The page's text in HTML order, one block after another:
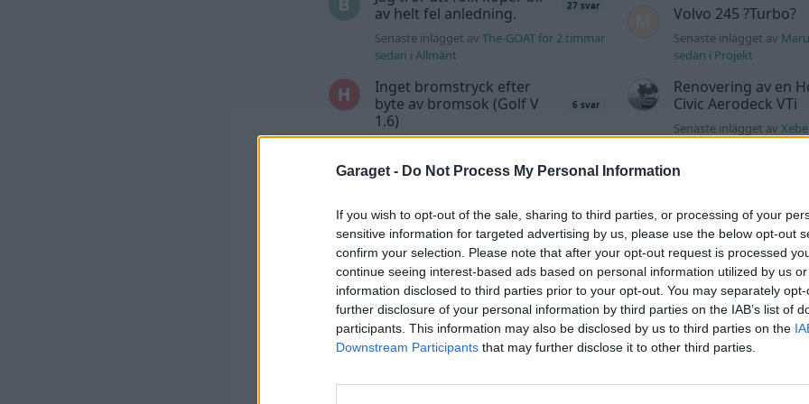
Garaget - Do Not Process My Personal Information
If you wish to opt-out of the sale, sharing to third parties, or processing of your
sensitive information for targeted advertising by us, please use the below opt-out
confirm your selection. Please note that after your opt-out request is processed
continue seeing interest-based ads based on personal information utilized by us
information disclosed to third parties prior to your opt-out. You may separately
further disclosure of your personal information by third parties on the IAB’s list of
participants. This information may also be disclosed by us to third parties on the
Downstream Participants that may further disclose it to other third parties.
av helt fel anledning.
27 svar
Senaste inlägget avThe-GOAT för 2 timmar
sedan iAllmänt
Inget bromstryck efter
byte av bromsok (Golf V
1.6)
6 svar
sedani
Chassi, bromsar, transmission och
däck
Kia Ceed 2017
batteritorsk med jämna
mellanrum. Varför?
46 svar
Senaste inlägget avAnsan Igår 15:29i
Generell felsökning
Övertryck i vevhus, Volvo
940 b230fk
1 svar
Volvo 245 ?Turbo?
Senaste inlägget av
sedan i Projekt
Renovering av en
Civic Aerodeck VTi
Senaste inlägget av
Antikrundan på 4
Senaste inlägget av
timmar sedaniProjekt
Manta b som ska
(kaross eller delar
Senaste inlägget av
sedaniProjekt
Camaro som
Senaste inlägget av